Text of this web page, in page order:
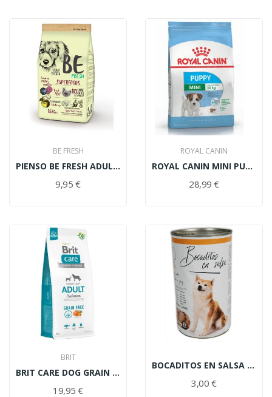
BE FRESH
PIENSO BE FRESH ADULT CHICKEN 3KG
9,95 €
ROYAL CANIN
ROYAL CANIN MINI PUPPY 4KG
28,99 €
BRIT
BRIT CARE DOG GRAIN FREE ADULT SALMÓN 3KG
19,95 €
BOCADITOS EN SALSA DOG BUEY 1230GR
3,00 €